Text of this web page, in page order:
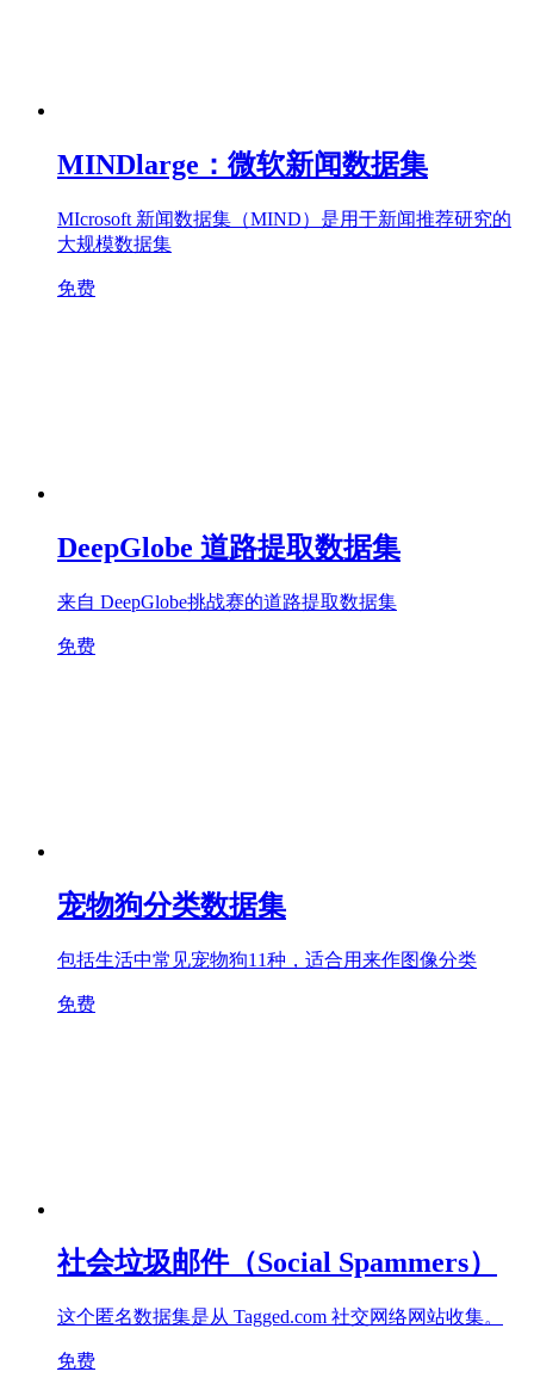
MINDlarge：微软新闻数据集
MIcrosoft 新闻数据集（MIND）是用于新闻推荐研究的
大规模数据集
免费
DeepGlobe 道路提取数据集
来自 DeepGlobe挑战赛的道路提取数据集
免费
宠物狗分类数据集
包括生活中常见宠物狗11种，适合用来作图像分类
免费
社会垃圾邮件（Social Spammers）
这个匿名数据集是从 Tagged.com 社交网络网站收集。
免费